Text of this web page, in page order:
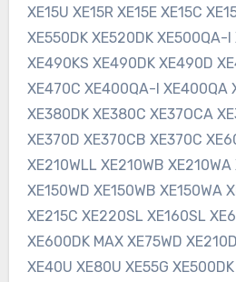
XE15U XE15R XE15E XE15C
XE550DK XE520DK XE500QA-
XE490KS XE490DK XE490D
XE470C XE400QA-I XE400QA
XE380DK XE380C XE37OCA
XE370D XE370CB XE370C
XE210WLL XE210WB XE210WA
XE150WD XE150WB XE150WA
XE215C XE220SL XE160SL
XE600DK MAX XE75WD
XE40U XE80U XE55G